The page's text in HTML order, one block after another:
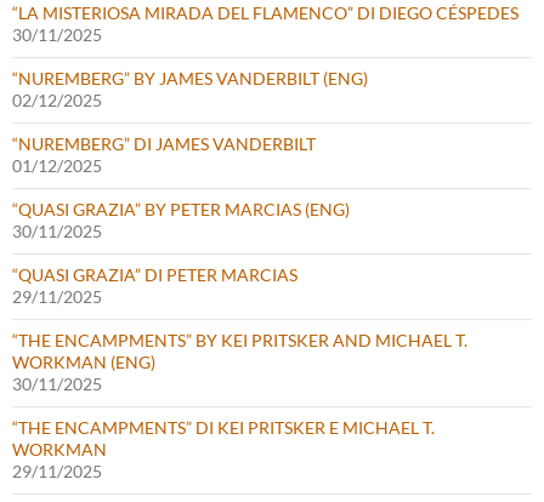
“LA MISTERIOSA MIRADA DEL FLAMENCO” DI DIEGO CÉSPEDES
30/11/2025
“NUREMBERG” BY JAMES VANDERBILT (ENG)
02/12/2025
“NUREMBERG” DI JAMES VANDERBILT
01/12/2025
“QUASI GRAZIA” BY PETER MARCIAS (ENG)
30/11/2025
“QUASI GRAZIA” DI PETER MARCIAS
29/11/2025
“THE ENCAMPMENTS” BY KEI PRITSKER AND MICHAEL T.
WORKMAN (ENG)
30/11/2025
“THE ENCAMPMENTS” DI KEI PRITSKER E MICHAEL T.
WORKMAN
29/11/2025